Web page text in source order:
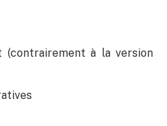
(contrairement à la version